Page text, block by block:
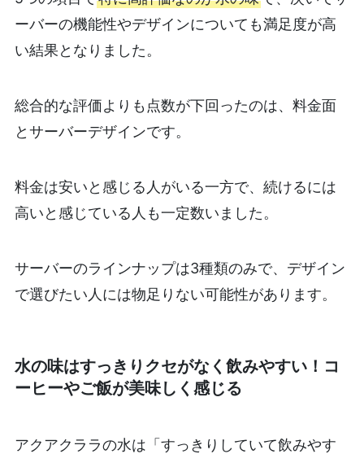
ーバーの機能性やデザインについても満足度が高
い結果となりました。
総合的な評価よりも点数が下回ったのは、料金面
とサーバーデザインです。
料金は安いと感じる人がいる一方で、続けるには
高いと感じている人も一定数いました。
サーバーのラインナップは3種類のみで、デザイン
で選びたい人には物足りない可能性があります。
水の味はすっきりクセがなく飲みやすい！コ
ーヒーやご飯が美味しく感じる
アクアクララの水は「すっきりしていて飲みやす